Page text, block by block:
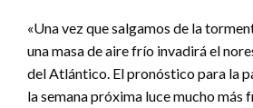
«Una vez que salgamos de la
una masa de aire frío invadirá el
del Atlántico. El pronóstico para la
la semana próxima luce mucho más